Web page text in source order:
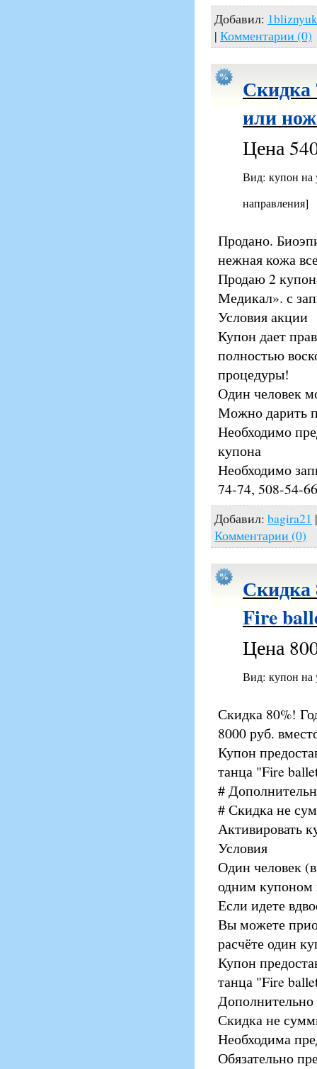
Добавил: 1bliznyuk
| Комментарии (0)
Скидка
или
Цена
Вид: купон
направления]
Продано.
нежная кожа
Продаю 2
Медикал». с
Условия акции
Купон дает
полностью
процедуры!
Один человек
Можно дарить
Необходимо
купона
Необходимо
74-74, 508-54-66
Добавил: bagira21
Комментарии (0)
Скидка
Fire
Цена
Вид: купон
Скидка 80%!
8000 руб.
Купон
танца "Fire
#
# Скидка не
Активировать
Условия
Один человек
одним купоном
Если идете
Вы можете
расчёте один
Купон
танца "Fire
Дополнительно
Скидка не
Необходима
Обязательно